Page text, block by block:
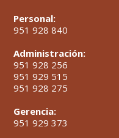
Personal:
951 928 840
Administración:
951 928 256
951 929 515
951 928 275
Gerencia:
951 929 373